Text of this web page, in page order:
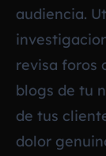
audiencia.
revisa foros
blogs de tu
de tus
dolor